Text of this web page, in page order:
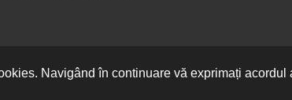
Navigând în continuare vă exprimați acordul
BRAILA, 2026